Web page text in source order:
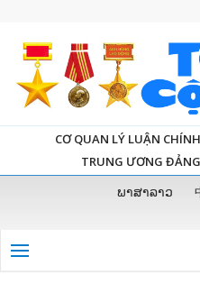
CƠ QUAN LÝ LUẬN
TRUNG ƯƠNG
ພາສາລາວ